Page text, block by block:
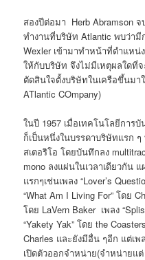
สองปีต่อมา Herb Abramson
ทำงานที่บริษัท Atlantic พบว่ามี
Wexler เข้ามาทำหน้าที่ตำแหน่
ให้กับบริษัท จึงไม่มีเหตุผลใดที่
ตัดสินใจตั้งบริษัทในเครือขึ้นมา
ATlantic COmpany)
ในปี 1957 เมื่อเทคโนโลยีการ
ก็เป็นหนึ่งในบรรดาบริษัทแรก
สเตอริโอ โดยบันทึกลง
mono ลงแผ่นในเวลาเดียวกัน
แรกๆเช่นเพลง “Lover’s
“What Am I Living For” โดย
โดย LaVern Baker เพลง
“Yakety Yak” โดย the
Charles และยังมีอื่น ๆอีก แต่เพ
เปิดตัวออกจำหน่าย(จำหน่ายแต่